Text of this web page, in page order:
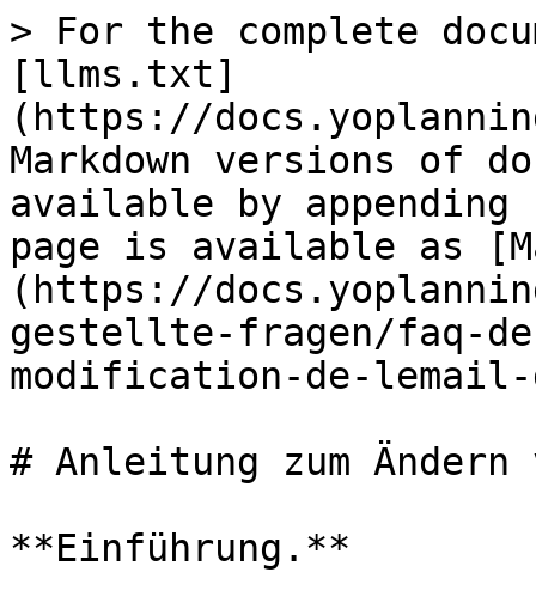
> For the complete
[llms.txt]
(https://
Markdown versions of
available by
page is available as
(https://
gestellte-fragen/faq-
modification-de-lemail-
# Anleitung zum
**Einführung.**